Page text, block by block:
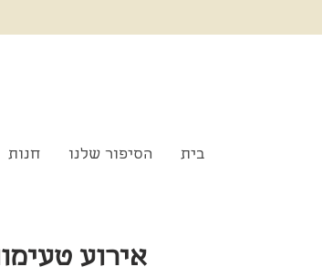
בית הסיפור שלנו חנות
אירוע טעימות